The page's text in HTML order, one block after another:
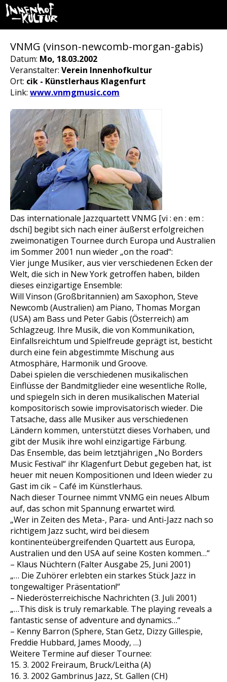
VNMG (vinson-newcomb-morgan-gabis)
Datum: Mo, 18.03.2002
Veranstalter: Verein Innenhofkultur
Ort: cik - Künstlerhaus Klagenfurt
Link: www.vnmgmusic.com
Das internationale Jazzquartett VNMG [vi : en : em :
dschi] begibt sich nach einer äußerst erfolgreichen
zweimonatigen Tournee durch Europa und Australien
im Sommer 2001 nun wieder „on the road“:
Vier junge Musiker, aus vier verschiedenen Ecken der
Welt, die sich in New York getroffen haben, bilden
dieses einzigartige Ensemble:
Will Vinson (Großbritannien) am Saxophon, Steve
Newcomb (Australien) am Piano, Thomas Morgan
(USA) am Bass und Peter Gabis (Österreich) am
Schlagzeug. Ihre Musik, die von Kommunikation,
Einfallsreichtum und Spielfreude geprägt ist, besticht
durch eine fein abgestimmte Mischung aus
Atmosphäre, Harmonik und Groove.
Dabei spielen die verschiedenen musikalischen
Einflüsse der Bandmitglieder eine wesentliche Rolle,
und spiegeln sich in deren musikalischen Material
kompositorisch sowie improvisatorisch wieder. Die
Tatsache, dass alle Musiker aus verschiedenen
Ländern kommen, unterstützt dieses Vorhaben, und
gibt der Musik ihre wohl einzigartige Färbung.
Das Ensemble, das beim letztjährigen „No Borders
Music Festival“ ihr Klagenfurt Debut gegeben hat, ist
heuer mit neuen Kompositionen und Ideen wieder zu
Gast im cik – Café im Künstlerhaus.
Nach dieser Tournee nimmt VNMG ein neues Album
auf, das schon mit Spannung erwartet wird.
„Wer in Zeiten des Meta-, Para- und Anti-Jazz nach so
richtigem Jazz sucht, wird bei diesem
kontinenteübergreifenden Quartett aus Europa,
Australien und den USA auf seine Kosten kommen…“
– Klaus Nüchtern (Falter Ausgabe 25, Juni 2001)
„… Die Zuhörer erlebten ein starkes Stück Jazz in
tongewaltiger Präsentation!“
– Niederösterreichische Nachrichten (3. Juli 2001)
„…This disk is truly remarkable. The playing reveals a
fantastic sense of adventure and dynamics…“
– Kenny Barron (Sphere, Stan Getz, Dizzy Gillespie,
Freddie Hubbard, James Moody, …)
Weitere Termine auf dieser Tournee:
15. 3. 2002 Freiraum, Bruck/Leitha (A)
16. 3. 2002 Gambrinus Jazz, St. Gallen (CH)